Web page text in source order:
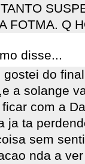
FOTMA. Q
disse...
gostei do
a solange
com a
ja ta
sem
nda a